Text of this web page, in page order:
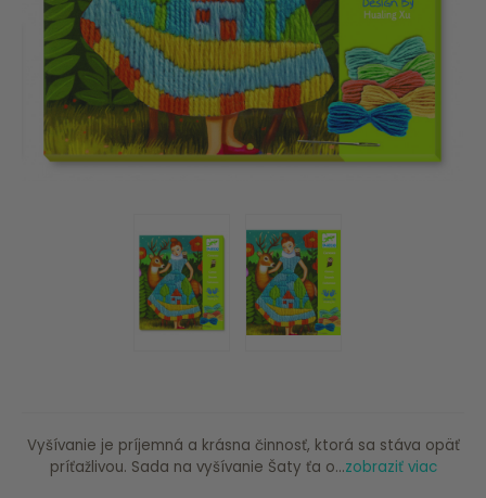
Vyšívanie je príjemná a krásna činnosť, ktorá sa stáva opäť
príťažlivou. Sada na vyšívanie Šaty ťa o...zobraziť viac